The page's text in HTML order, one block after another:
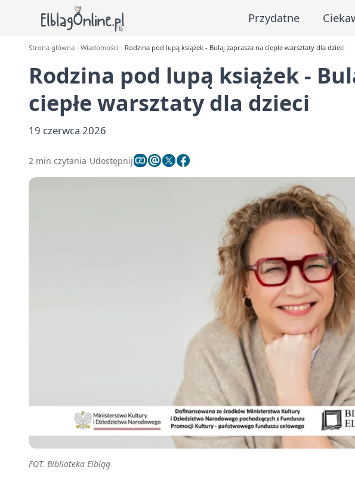
Przydatne
Strona główna Wiadomości Rodzina pod lupą książek - Bulaj zaprasza na ciepłe warsztaty dla dzieci
Rodzina pod lupą książek -
ciepłe warsztaty dla dzieci
19 czerwca 2026
2 min czytania Udostępnij
FOT. Biblioteka Elbląg